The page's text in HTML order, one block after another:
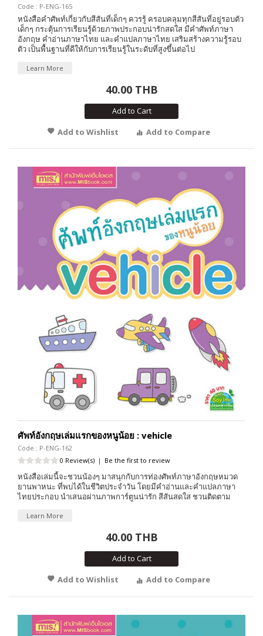
Code : P-ENG-165
หนังสือคำศัพท์เกี่ยวกับสีสันที่เด็กๆ ควรรู้ ครอบคลุมทุกสีสันที่อยู่รอบตัว
เด็กๆ กระตุ้นการเรียนรู้ด้วยภาพประกอบน่ารักสดใส มีคำศัพท์ภาษา
อังกฤษ คำอ่านภาษาไทย และคำแปลภาษาไทย เสริมสร้างความรู้รอบ
ตัว เป็นพื้นฐานที่ดีให้กับการเรียนรู้ในระดับที่สูงขึ้นต่อไป
Learn More
40.00 THB
Add to Cart
Add to Wishlist
Add to Compare
ศัพท์อังกฤษเล่มแรกของหนูน้อย : vehicle
Code : P-ENG-162
0 Review(s) | Be the first to review
หนังสือเล่มนี้จะชวนน้องๆ มาสนุกกับการท่องศัพท์ภาษาอังกฤษหมวด
ยานพาหนะ ที่พบได้ในชีวิตประจำวัน โดยมีคำอ่านและคำแปลภาษา
ไทยประกอบ นำเสนอผ่านภาพการ์ตูนน่ารัก สีสันสดใส ชวนติดตาม
Learn More
40.00 THB
Add to Cart
Add to Wishlist
Add to Compare